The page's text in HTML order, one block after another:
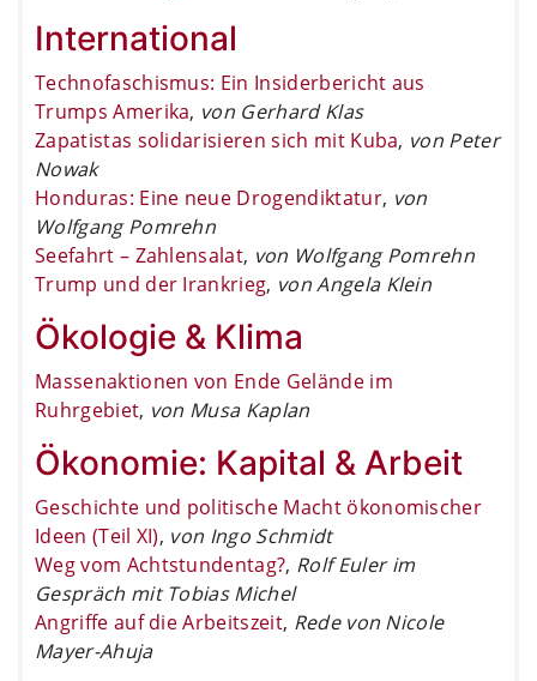
International
Technofaschismus: Ein Insiderbericht aus
Trumps Amerika, von Gerhard Klas
Zapatistas solidarisieren sich mit Kuba, von Peter
Nowak
Honduras: Eine neue Drogendiktatur, von
Wolfgang Pomrehn
Seefahrt – Zahlensalat, von Wolfgang Pomrehn
Trump und der Irankrieg, von Angela Klein
Ökologie & Klima
Massenaktionen von Ende Gelände im
Ruhrgebiet, von Musa Kaplan
Ökonomie: Kapital & Arbeit
Geschichte und politische Macht ökonomischer
Ideen (Teil XI), von Ingo Schmidt
Weg vom Achtstundentag?, Rolf Euler im
Gespräch mit Tobias Michel
Angriffe auf die Arbeitszeit, Rede von Nicole
Mayer-Ahuja